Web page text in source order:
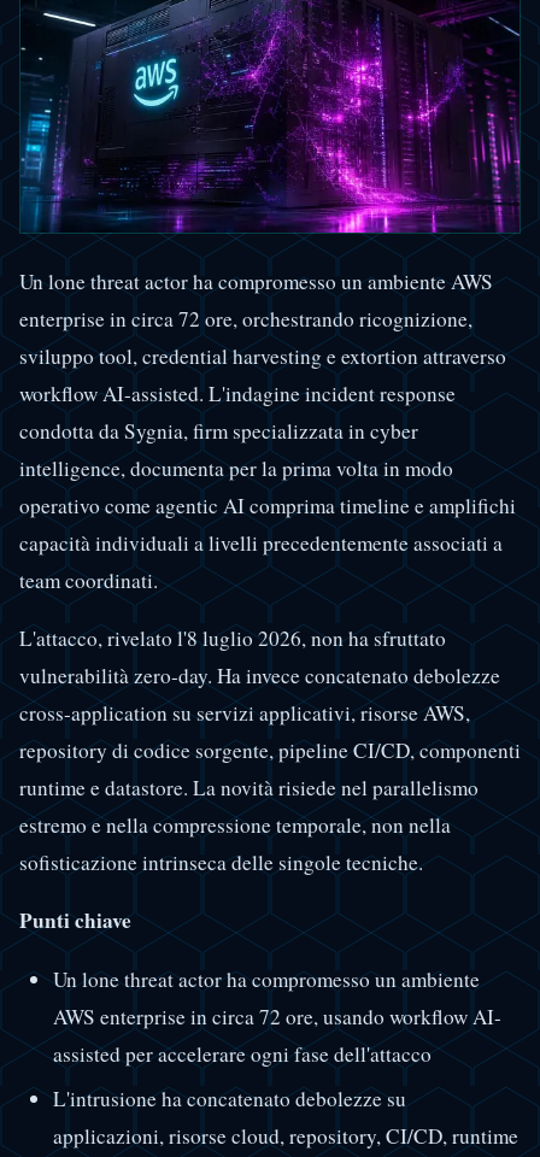
Un lone threat actor ha compromesso un ambiente AWS
enterprise in circa 72 ore, orchestrando ricognizione,
sviluppo tool, credential harvesting e extortion attraverso
workflow AI-assisted. L'indagine incident response
condotta da Sygnia, firm specializzata in cyber
intelligence, documenta per la prima volta in modo
operativo come agentic AI comprima timeline e amplifichi
capacità individuali a livelli precedentemente associati a
team coordinati.
L'attacco, rivelato l'8 luglio 2026, non ha sfruttato
vulnerabilità zero-day. Ha invece concatenato debolezze
cross-application su servizi applicativi, risorse AWS,
repository di codice sorgente, pipeline CI/CD, componenti
runtime e datastore. La novità risiede nel parallelismo
estremo e nella compressione temporale, non nella
sofisticazione intrinseca delle singole tecniche.
Punti chiave
Un lone threat actor ha compromesso un ambiente
AWS enterprise in circa 72 ore, usando workflow AI-
assisted per accelerare ogni fase dell'attacco
L'intrusione ha concatenato debolezze su
applicazioni, risorse cloud, repository, CI/CD, runtime